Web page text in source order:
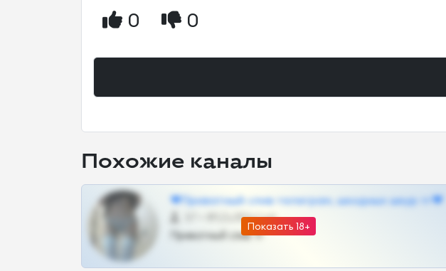
0 0
Похожие каналы
Показать 18+
❤Приватный слив телеграм, шкодных шкур тг❤
@SZu3ll3sCatt_bot
Приватный слив тг